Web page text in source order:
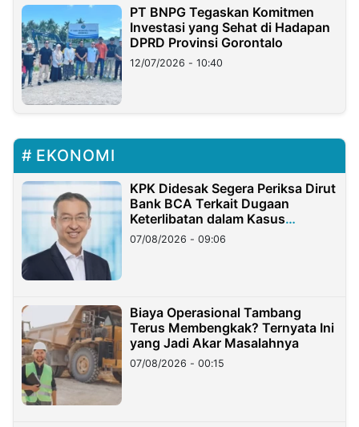
PT BNPG Tegaskan Komitmen
Investasi yang Sehat di Hadapan
DPRD Provinsi Gorontalo
12/07/2026 - 10:40
EKONOMI
KPK Didesak Segera Periksa Dirut
Bank BCA Terkait Dugaan
Keterlibatan dalam Kasus
Hilangnya Dana Nasabah Rp2,58
Miliar
07/08/2026 - 09:06
Biaya Operasional Tambang
Terus Membengkak? Ternyata Ini
yang Jadi Akar Masalahnya
07/08/2026 - 00:15